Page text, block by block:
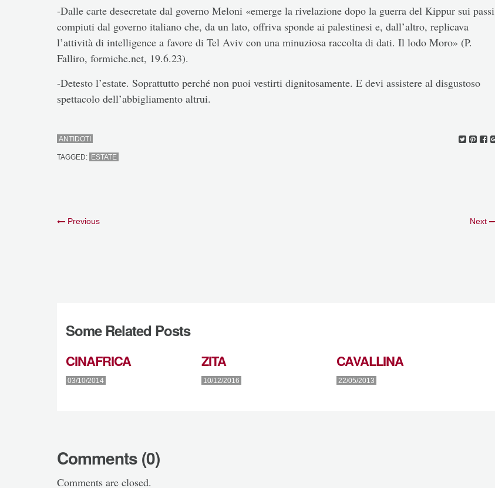
-Dalle carte desecretate dal governo Meloni «emerge la rivelazione dopo la guerra del Kippur sui passi
compiuti dal governo italiano che, da un lato, offriva sponde ai palestinesi e, dall’altro, replicava
l’attività di intelligence a favore di Tel Aviv con una minuziosa raccolta di dati. Il lodo Moro» (P.
Falliro, formiche.net, 19.6.23).
-Detesto l’estate. Soprattutto perché non puoi vestirti dignitosamente. E devi assistere al disgustoso
spettacolo dell’abbigliamento altrui.
ANTIDOTI
TAGGED: ESTATE
Previous Next
Some Related Posts
CINAFRICA
03/10/2014
ZITA
10/12/2016
CAVALLINA
22/05/2013
Comments (0)
Comments are closed.